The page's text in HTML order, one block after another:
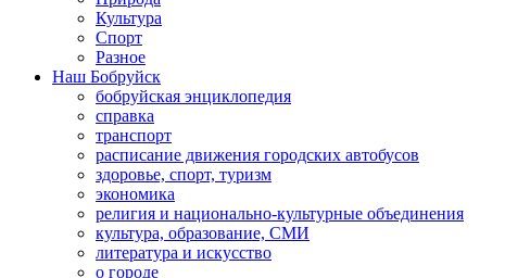
Культура
Спорт
Разное
Наш Бобруйск
бобруйская энциклопедия
справка
транспорт
расписание движения городских автобусов
здоровье, спорт, туризм
экономика
религия и национально-культурные объединения
культура, образование, СМИ
литература и искусство
о городе